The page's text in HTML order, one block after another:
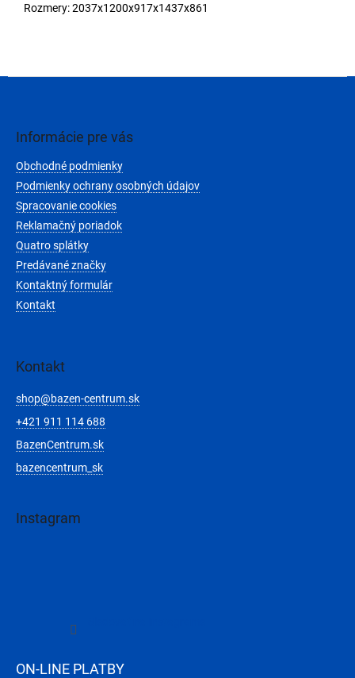
Rozmery: 2037x1200x917x1437x861
Informácie pre vás
Obchodné podmienky
Podmienky ochrany osobných údajov
Spracovanie cookies
Reklamačný poriadok
Quatro splátky
Predávané značky
Kontaktný formulár
Kontakt
Kontakt
shop@bazen-centrum.sk
+421 911 114 688
BazenCentrum.sk
bazencentrum_sk
Instagram
ON-LINE PLATBY